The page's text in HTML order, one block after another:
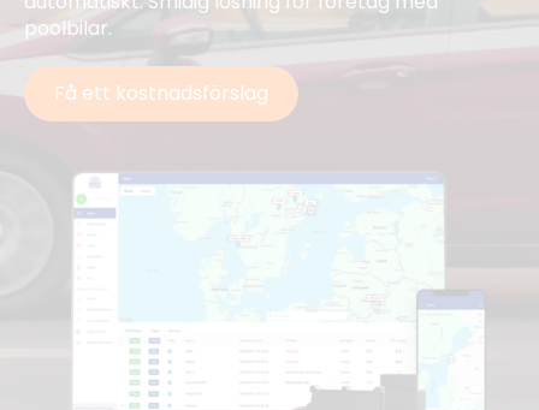
poolbilar.
Få ett kostnadsförslag